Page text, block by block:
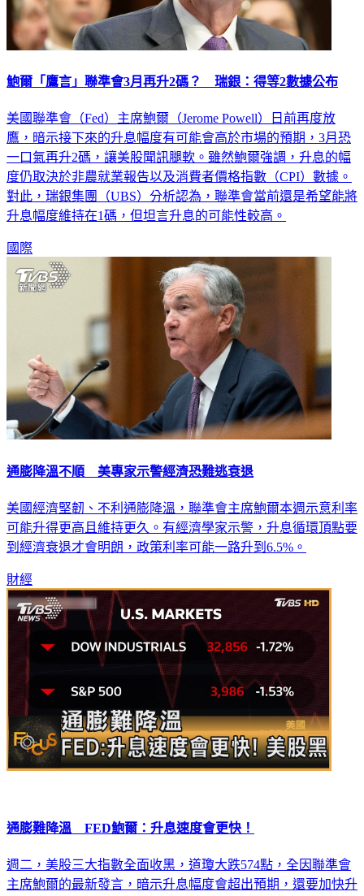
鮑爾「鷹言」聯準會3月再升2碼？ 瑞銀：得等2數據公布
美國聯準會（Fed）主席鮑爾（Jerome Powell）日前再度放
鷹，暗示接下來的升息幅度有可能會高於市場的預期，3月恐
一口氣再升2碼，讓美股聞訊腿軟。雖然鮑爾強調，升息的幅
度仍取決於非農就業報告以及消費者價格指數（CPI）數據。
對此，瑞銀集團（UBS）分析認為，聯準會當前還是希望能將
升息幅度維持在1碼，但坦言升息的可能性較高。
國際
通膨降溫不順 美專家示警經濟恐難逃衰退
美國經濟堅韌、不利通膨降溫，聯準會主席鮑爾本週示意利率
可能升得更高且維持更久。有經濟學家示警，升息循環頂點要
到經濟衰退才會明朗，政策利率可能一路升到6.5%。
財經
通膨難降溫 FED鮑爾：升息速度會更快！
週二，美股三大指數全面收黑，道瓊大跌574點，全因聯準會
主席鮑爾的最新發言，暗示升息幅度會超出預期，還要加快升